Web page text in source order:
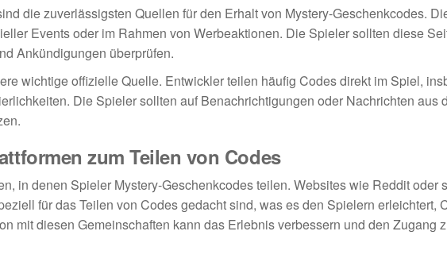
die zuverlässigsten Quellen für den Erhalt von Mystery-Geschenkcodes.
Events oder im Rahmen von Werbeaktionen. Die Spieler sollten diese
Ankündigungen überprüfen.
wichtige offizielle Quelle. Entwickler teilen häufig Codes direkt im Spiel,
Die Spieler sollten auf Benachrichtigungen oder Nachrichten aus
zum Teilen von Codes
in denen Spieler Mystery-Geschenkcodes teilen. Websites wie Reddit oder
für das Teilen von Codes gedacht sind, was es den Spielern erleichtert,
mit diesen Gemeinschaften kann das Erlebnis verbessern und den Zugang